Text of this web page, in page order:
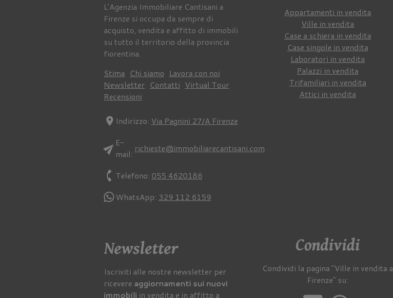
L'Agenzia Immobiliare Cantisani a
Firenze si occupa da sempre di
acquisto, vendita e affitto di immobili
su tutto il territorio della provincia
fiorentina.
Stima Chi siamo Lavora con noi
Newsletter Contatti Virtual Tour
Recensioni
location_on Indirizzo: Via Pagnini 27/A Firenze
sendE-
mail:
richieste@immobiliarecantisani.com
phoneTelefono: 055 4620186
WhatsApp: 329 112 6159
Appartamenti in vendita
Ville in vendita
Case a schiera in vendita
Case singole in vendita
Laboratori in vendita
Palazzi in vendita
Trifamiliari in vendita
Attici in vendita
Newsletter
Iscriviti alle nostre newsletter per
ricevere aggiornamenti sui nuovi
immobili in vendita e in affitto a
Condividi
Condividi la pagina "Ville in vendita a
Firenze" su: